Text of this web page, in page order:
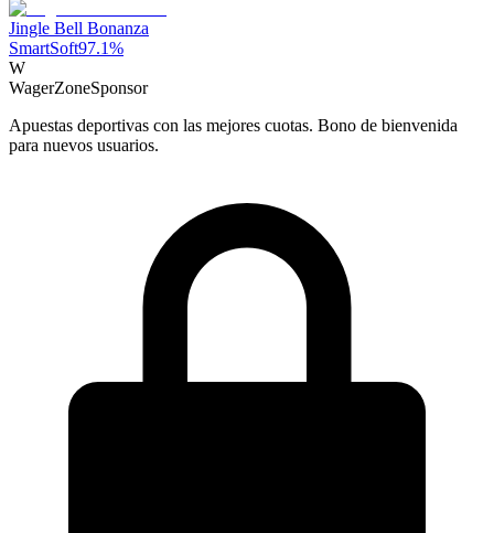
Jingle Bell Bonanza
SmartSoft97.1%
W
WagerZoneSponsor
Apuestas deportivas con las mejores cuotas. Bono de bienvenida
para nuevos usuarios.